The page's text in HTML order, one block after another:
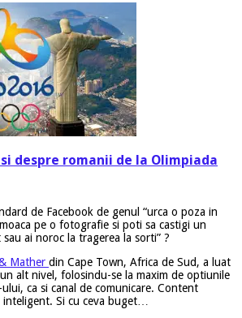
despre romanii de la Olimpiada
de Facebook de genul “urca o poza in
pe o fotografie si poti sa castigi un
ai noroc la tragerea la sorti” ?
Mather din Cape Town, Africa de Sud, a luat
alt nivel, folosindu-se la maxim de optiunile
ca si canal de comunicare. Content
inteligent. Si cu ceva buget…